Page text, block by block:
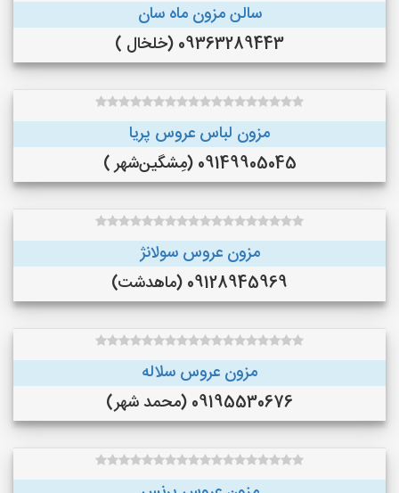
سالن مزون ماه سان
09363289443 (خلخال )
مزون لباس عروس پریا
09149905045 (مِشگین‌شهر )
مزون عروس سولانژ
09128945969 (ماهدشت)
مزون عروس سلاله
09195530676 (محمد شهر)